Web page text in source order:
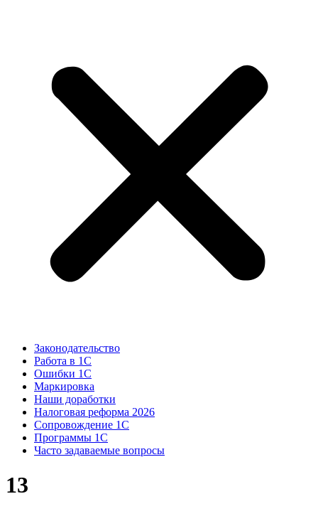
Законодательство
Работа в 1С
Ошибки 1С
Маркировка
Наши доработки
Налоговая реформа 2026
Сопровождение 1С
Программы 1С
Часто задаваемые вопросы
13